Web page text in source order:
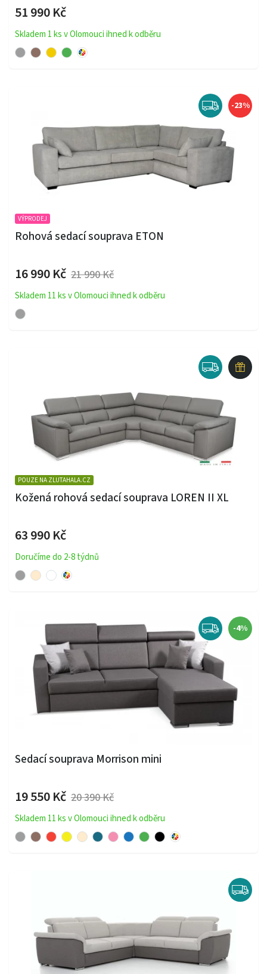
51 990 Kč
Skladem 1 ks v Olomouci ihned k odběru
-23%
VÝPRODEJ
Rohová sedací souprava ETON
16 990 Kč 21 990 Kč
Skladem 11 ks v Olomouci ihned k odběru
POUZE NA ZLUTAHALA.CZ
Kožená rohová sedací souprava LOREN II XL
63 990 Kč
Doručíme do 2-8 týdnů
-4%
Sedací souprava Morrison mini
19 550 Kč 20 390 Kč
Skladem 11 ks v Olomouci ihned k odběru